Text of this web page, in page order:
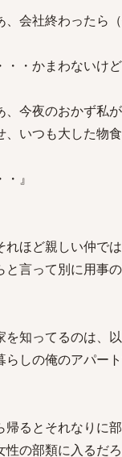
、会社終わったら
・かまわないけど
、今夜のおかず私
つも大した物食
』
ほど親しい仲では
と言って別に用事
を知ってるのは、
らしの俺のアパー
るとそれなりに
性の部類に入るだ